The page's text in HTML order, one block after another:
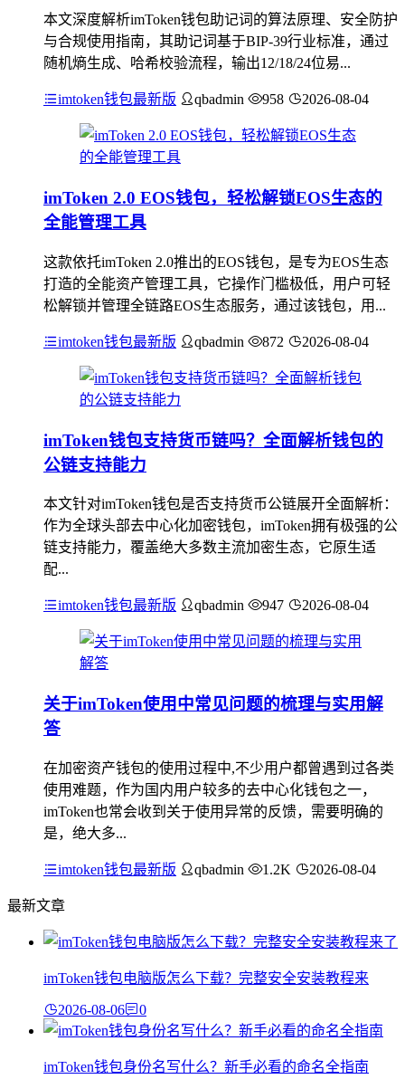
本文深度解析imToken钱包助记词的算法原理、安全防护
与合规使用指南，其助记词基于BIP-39行业标准，通过
随机熵生成、哈希校验流程，输出12/18/24位易...
imtoken钱包最新版 qbadmin 958 2026-08-04
imToken 2.0 EOS钱包，轻松解锁EOS生态的
全能管理工具
这款依托imToken 2.0推出的EOS钱包，是专为EOS生态
打造的全能资产管理工具，它操作门槛极低，用户可轻
松解锁并管理全链路EOS生态服务，通过该钱包，用...
imtoken钱包最新版 qbadmin 872 2026-08-04
imToken钱包支持货币链吗？全面解析钱包的
公链支持能力
本文针对imToken钱包是否支持货币公链展开全面解析：
作为全球头部去中心化加密钱包，imToken拥有极强的公
链支持能力，覆盖绝大多数主流加密生态，它原生适
配...
imtoken钱包最新版 qbadmin 947 2026-08-04
关于imToken使用中常见问题的梳理与实用解
答
在加密资产钱包的使用过程中,不少用户都曾遇到过各类
使用难题，作为国内用户较多的去中心化钱包之一，
imToken也常会收到关于使用异常的反馈，需要明确的
是，绝大多...
imtoken钱包最新版 qbadmin 1.2K 2026-08-04
最新文章
imToken钱包电脑版怎么下载？完整安全安装教程来
2026-08-06 0
imToken钱包身份名写什么？新手必看的命名全指南